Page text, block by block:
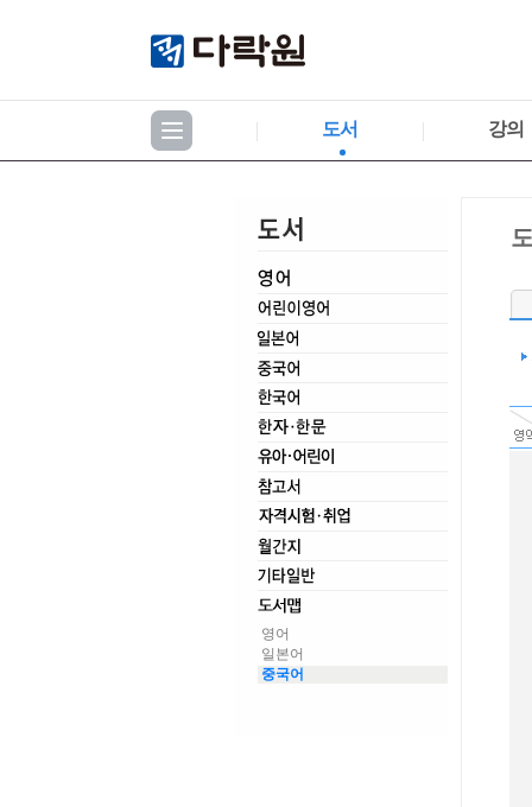
도서 강의
영어
일본어
중국어